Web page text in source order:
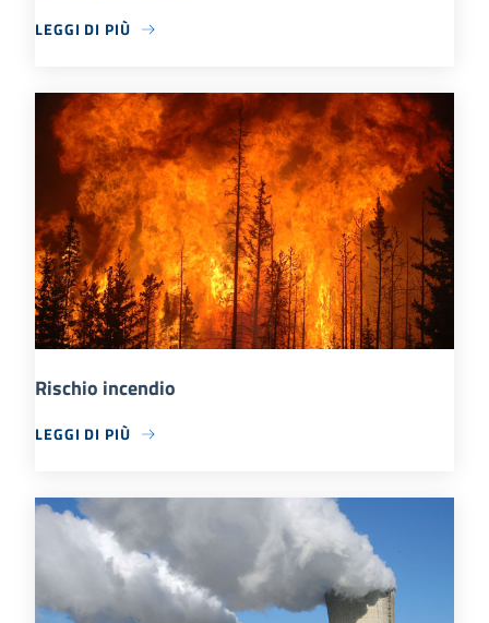
LEGGI DI PIÙ
Rischio incendio
LEGGI DI PIÙ